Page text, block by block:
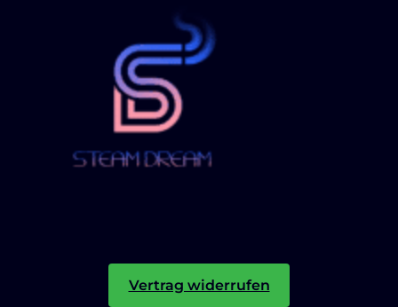
Vertrag widerrufen